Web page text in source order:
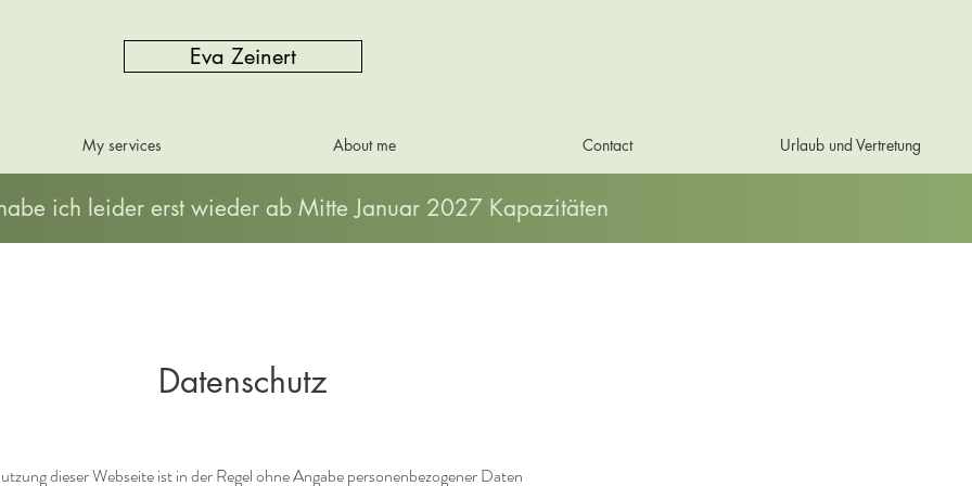
Eva Zeinert
My services About me Contact Urlaub und Vertretung
ich leider erst wieder ab Mitte Januar 2027 Kapazitäten
Datenschutz
dieser Webseite ist in der Regel ohne Angabe personenbezogener Daten